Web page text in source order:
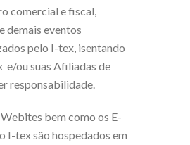
comercial e fiscal,
demais eventos
pelo I-tex, isentando
e/ou suas Afiliadas de
responsabilidade.
Webites bem como os E-
I-tex são hospedados em